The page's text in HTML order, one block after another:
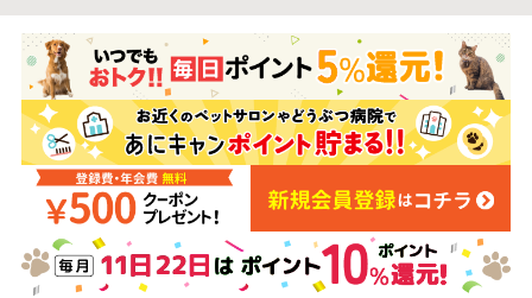
小動物・鳥 アクア・爬虫類・昆虫
ドッグフード キャットフード
美容・ケア用品 服・おさんぽ用品
ログイン
会員登録
あにまるキャンパスについて
アフターサービス
商品リクエスト